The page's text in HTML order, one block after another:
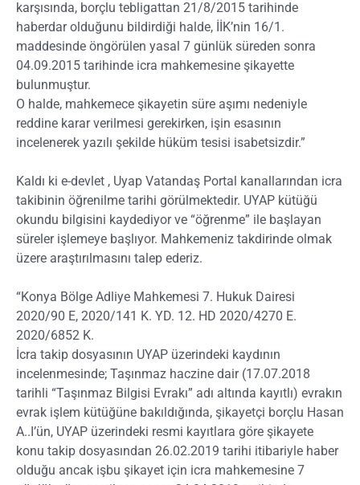
karşısında, borçlu tebligattan 21/8/2015 tarihinde
haberdar olduğunu bildirdiği halde, İİK’nin 16/1.
maddesinde öngörülen yasal 7 günlük süreden sonra
04.09.2015 tarihinde icra mahkemesine şikayette
bulunmuştur.
O halde, mahkemece şikayetin süre aşımı nedeniyle
reddine karar verilmesi gerekirken, işin esasının
incelenerek yazılı şekilde hüküm tesisi isabetsizdir.”
Kaldı ki e-devlet , Uyap Vatandaş Portal kanallarından icra
takibinin öğrenilme tarihi görülmektedir. UYAP kütüğü
okundu bilgisini kaydediyor ve “öğrenme” ile başlayan
süreler işlemeye başlıyor. Mahkemeniz takdirinde olmak
üzere araştırılmasını talep ederiz.
“Konya Bölge Adliye Mahkemesi 7. Hukuk Dairesi
2020/90 E, 2020/141 K. YD. 12. HD 2020/4270 E.
2020/6852 K.
İcra takip dosyasının UYAP üzerindeki kaydının
incelenmesinde; Taşınmaz haczine dair (17.07.2018
tarihli “Taşınmaz Bilgisi Evrakı” adı altında kayıtlı) evrakın
evrak işlem kütüğüne bakıldığında, şikayetçi borçlu Hasan
A..I’ün, UYAP üzerindeki resmi kayıtlara göre şikayete
konu takip dosyasından 26.02.2019 tarihi itibariyle haber
olduğu ancak işbu şikayet için icra mahkemesine 7